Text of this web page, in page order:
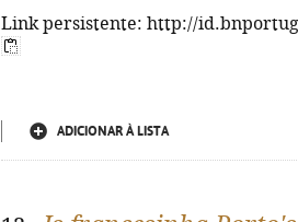
Link persistente: http://
ADICIONAR À LISTA